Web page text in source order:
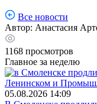
Все новости
Автор: Анастасия
1168 просмотров
Главное за неделю
05.08.2026 14:09